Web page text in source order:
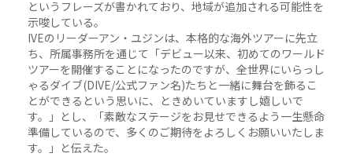
というフレーズが書かれており、地域が追加される可能性を
示唆している。
IVEのリーダーアン・ユジンは、本格的な海外ツアーに先立
ち、所属事務所を通じて「デビュー以来、初めてのワールド
ツアーを開催することになったのですが、全世界にいらっし
ゃるダイブ(DIVE/公式ファン名)たちと一緒に舞台を飾るこ
とができるという思いに、ときめいていますし嬉しいで
す。」とし、「素敵なステージをお見せできるよう一生懸命
準備しているので、多くのご期待をよろしくお願いいたしま
す。」と伝えた。